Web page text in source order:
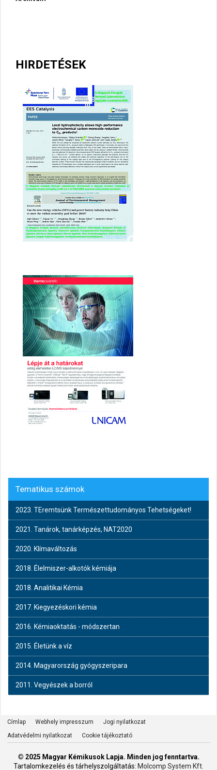
HIRDETÉSEK
Tematikus számok
2023. TEremtsünk Természettudományos Tehetségeket!
2021. Tanárok, tanárképzés, NAT2020
2020. Klímaváltozás
2018. Élelmiszer-alkotók kémiája
2018. Analitikai Kémia
2017. Kiegyezéskori kémia
2016. Kémiaoktatás - módszertan
2015. Életünk a víz
2014. Magyarország gyógyszeripara
2011. Vegyészek a borról
Címlap Webhely impresszum
Jogi nyilatkozat
Adatvédelmi nyilatkozat
Cookie tájékoztató
© 2025 Magyar Kémikusok Lapja. Minden jog fenntartva.
Tartalomkezelés és tárhelyszolgáltatás: Molcomp System Kft.